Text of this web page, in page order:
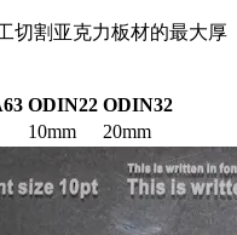
切割亚克力板材的最大厚
ODIN22 ODIN32
10mm 20mm